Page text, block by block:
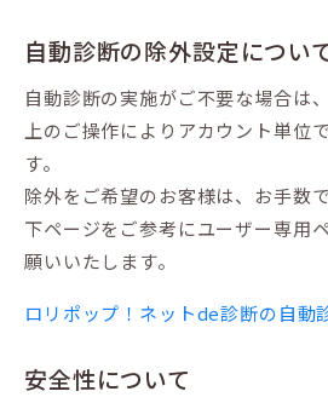
自動診断の除外設定につい
自動診断の実施がご不要な場合は
上のご操作によりアカウント単位
す。
除外をご希望のお客様は、お手数
下ページをご参考にユーザー専用
願いいたします。
ロリポップ！ネットde診断の自動
安全性について